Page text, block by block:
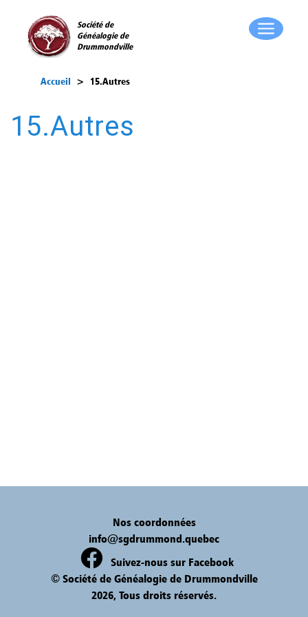
Société de
Généalogie de
Drummondville
Accueil > 15.Autres
15.Autres
Nos coordonnées
info@sgdrummond.quebec
Suivez-nous sur Facebook
© Société de Généalogie de Drummondville
2026, Tous droits réservés.